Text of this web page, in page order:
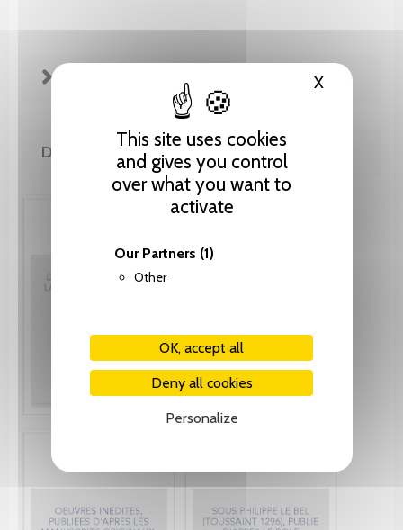
This site uses cookies
and gives you control
over what you want to
activate
Our Partners (1)
Other
OK, accept all
Deny all cookies
Personalize
XHide
FICHE TECHNIQUE
DE LA MÊME COLLECTION